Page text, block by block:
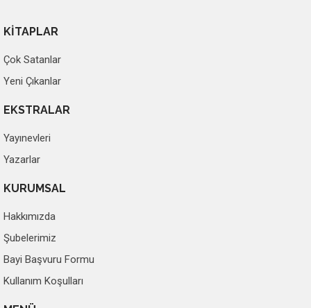
KİTAPLAR
Çok Satanlar
Yeni Çıkanlar
EKSTRALAR
Yayınevleri
Yazarlar
KURUMSAL
Hakkımızda
Şubelerimiz
Bayi Başvuru Formu
Kullanım Koşulları